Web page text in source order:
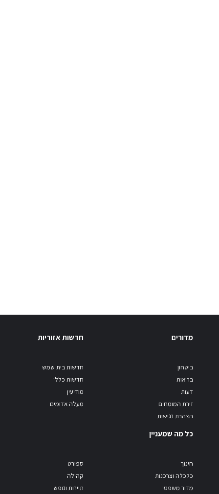
מדורים
ביטחון
בריאות
דעות
זירת המומחים
הצהרת נגישות
חדשות אזוריות
חדשות בית שמש
חדשות כללי
מודיעין
מעלה אדומים
כל מה שמעניין
חינוך
כלכלה וצרכנות
מדור משפטי
ספורט
קהילה
תיירות ונופש